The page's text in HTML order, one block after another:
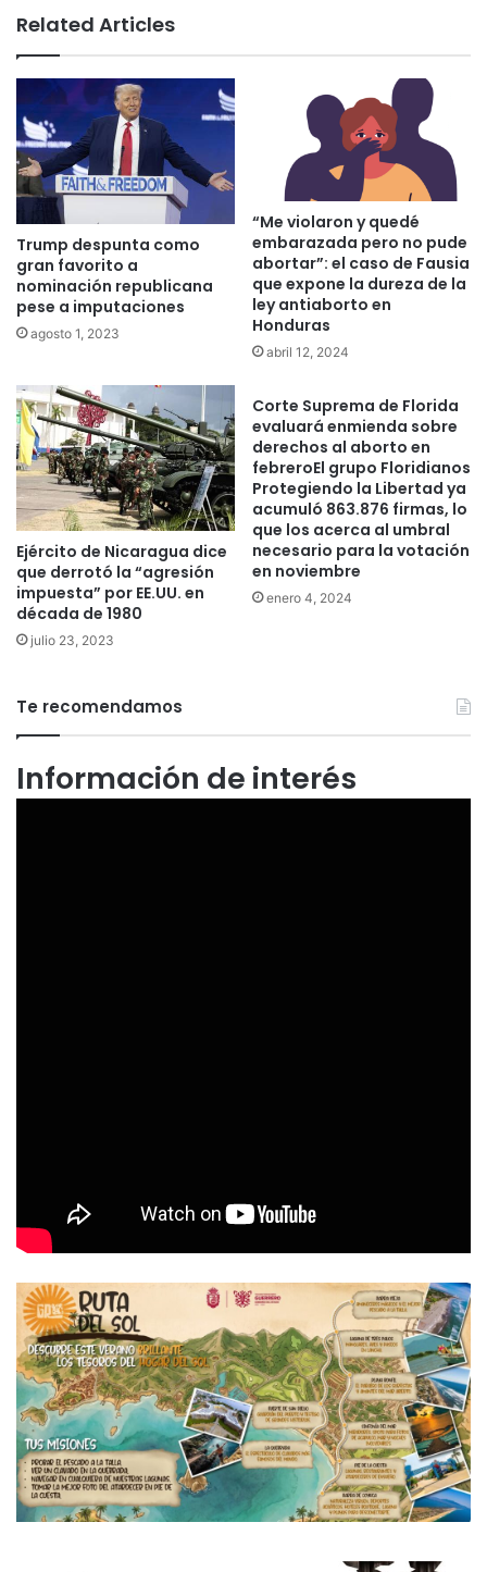
Related Articles
Trump despunta como
gran favorito a
nominación republicana
pese a imputaciones
agosto 1, 2023
“Me violaron y quedé
embarazada pero no pude
abortar”: el caso de Fausia
que expone la dureza de la
ley antiaborto en
Honduras
abril 12, 2024
Ejército de Nicaragua dice
que derrotó la “agresión
impuesta” por EE.UU. en
década de 1980
julio 23, 2023
Corte Suprema de Florida
evaluará enmienda sobre
derechos al aborto en
febreroEl grupo Floridianos
Protegiendo la Libertad ya
acumuló 863.876 firmas, lo
que los acerca al umbral
necesario para la votación
en noviembre
enero 4, 2024
Te recomendamos
Información de interés